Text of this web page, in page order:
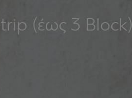
(έως 3 Block)